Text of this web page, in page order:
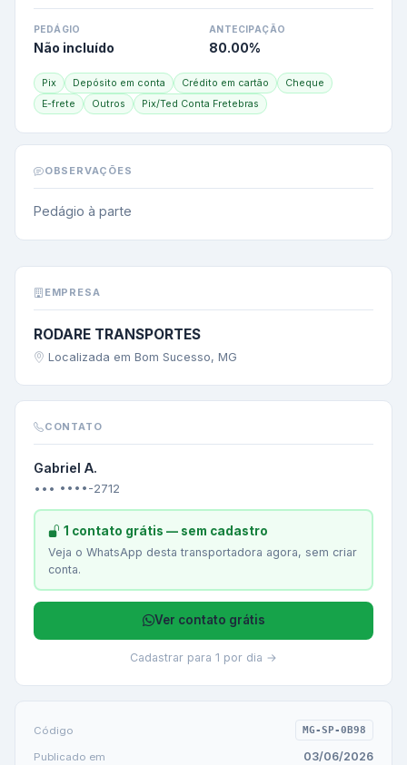
PEDÁGIO
Não incluído
ANTECIPAÇÃO
80.00%
Pix Depósito em conta Crédito em cartão
Cheque
E-frete
Outros Pix/Ted Conta Fretebras
OBSERVAÇÕES
Pedágio à parte
EMPRESA
RODARE TRANSPORTES
Localizada em Bom Sucesso, MG
CONTATO
Gabriel A.
••• ••••-2712
1 contato grátis — sem cadastro
Veja o WhatsApp desta transportadora agora, sem criar
conta.
Ver contato grátis
Cadastrar para 1 por dia →
Código MG-SP-0B98
Publicado em 03/06/2026